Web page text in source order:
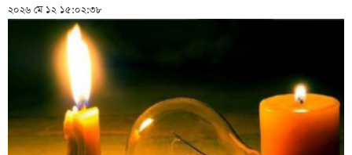
২০২৬ মে ১২ ১৫:০২:৩৮